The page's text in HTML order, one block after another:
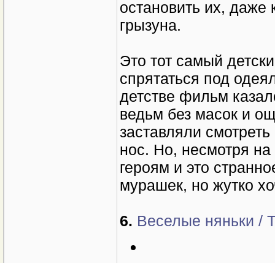
остановить их, даже
грызуна.
Это тот самый
спрятаться под
детстве фильм
ведьм без масок и
заставляли
нос. Но, несмотря на
героям и это
мурашек, но жутко
6. Веселые няньки /